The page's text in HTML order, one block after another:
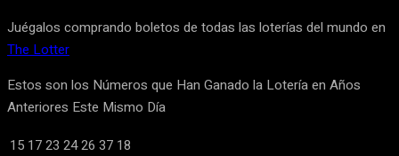
Juégalos comprando boletos de todas las loterías del mundo en
The Lotter
Estos son los Números que Han Ganado la Lotería en Años
Anteriores Este Mismo Día
15 1723 2426 37 18